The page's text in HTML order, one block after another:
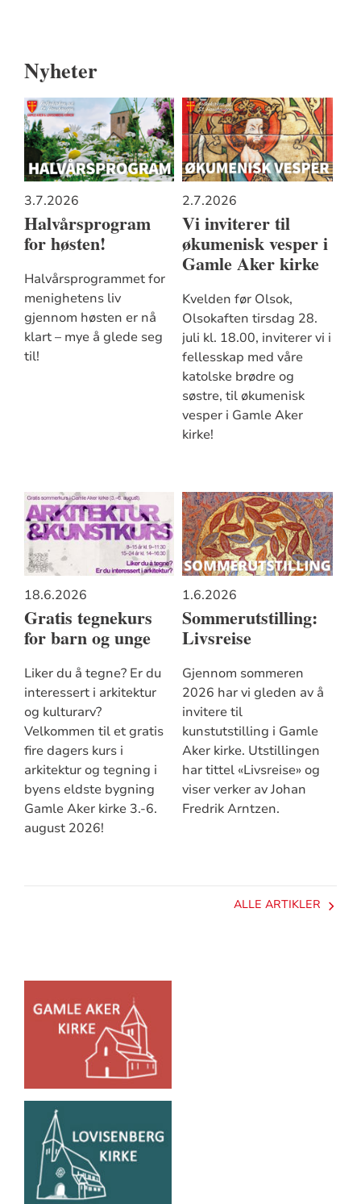
Nyheter
3.7.2026
Halvårsprogram
for høsten!
Halvårsprogrammet for
menighetens liv
gjennom høsten er nå
klart – mye å glede seg
til!
2.7.2026
Vi inviterer til
økumenisk vesper i
Gamle Aker kirke
Kvelden før Olsok,
Olsokaften tirsdag 28.
juli kl. 18.00, inviterer vi i
fellesskap med våre
katolske brødre og
søstre, til økumenisk
vesper i Gamle Aker
kirke!
18.6.2026
Gratis tegnekurs
for barn og unge
Liker du å tegne? Er du
interessert i arkitektur
og kulturarv?
Velkommen til et gratis
fire dagers kurs i
arkitektur og tegning i
byens eldste bygning
Gamle Aker kirke 3.-6.
august 2026!
1.6.2026
Sommerutstilling:
Livsreise
Gjennom sommeren
2026 har vi gleden av å
invitere til
kunstutstilling i Gamle
Aker kirke. Utstillingen
har tittel «Livsreise» og
viser verker av Johan
Fredrik Arntzen.
ALLE ARTIKLER
Artikkelsnarveger